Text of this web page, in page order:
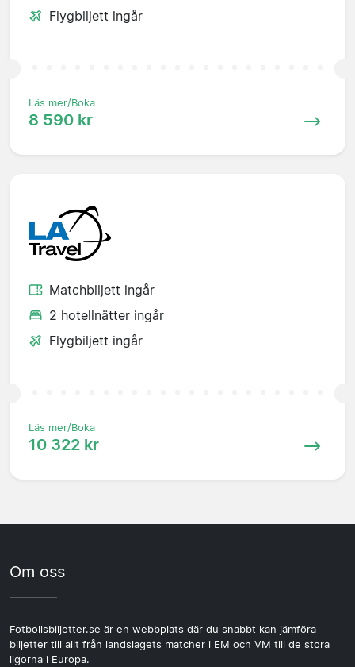
Flygbiljett ingår
Läs mer/Boka
8 590 kr
Matchbiljett ingår
2 hotellnätter ingår
Flygbiljett ingår
Läs mer/Boka
10 322 kr
Om oss
Fotbollsbiljetter.se är en webbplats där du snabbt kan jämföra
biljetter till allt från landslagets matcher i EM och VM till de stora
ligorna i Europa.